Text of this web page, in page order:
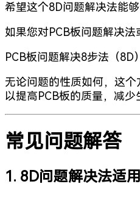
希望这个8D问题解决法能
如果您对PCB板问题解决
PCB板问题解决8步法（8D
无论问题的性质如何，这
以提高PCB板的质量，减少
常见问题解答
1. 8D问题解决法适